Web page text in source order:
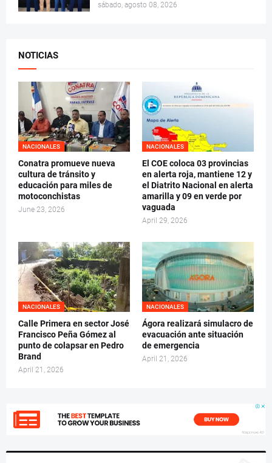
sábado, agosto 08, 2026
NOTICIAS
NACIONALES
Conatra promueve nueva
cultura de tránsito y
educación para miles de
motoconchistas
June 23, 2026
NACIONALES
El COE coloca 03 provincias
en alerta roja, mantiene 12 y
el Diatrito Nacional en alerta
amarilla y 09 en verde por
vaguada
April 29, 2026
NACIONALES
Calle Primera en sector José
Francisco Peña Gómez al
punto de colapsar en Pedro
Brand
April 21, 2026
NACIONALES
Ágora realizará simulacro de
evacuación ante situación
de emergencia
April 21, 2026